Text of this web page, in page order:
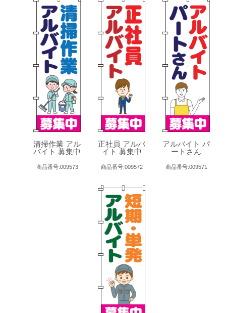
清掃作業 アル
バイト 募集中
商品番号:009573
正社員 アルバ
イト 募集中
商品番号:009572
アルバイト パ
ートさん
商品番号:009571